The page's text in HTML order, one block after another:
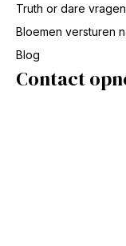
Truth or dare vragen
Bloemen versturen
Blog
Contact